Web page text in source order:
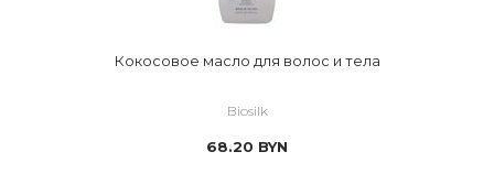
Кокосовое масло для волос и тела
Biosilk
68.20 BYN